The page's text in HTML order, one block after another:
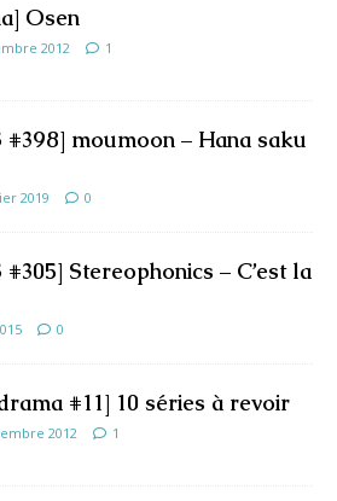
Osen
2012 1
#398] moumoon – Hana saku
2019 0
#305] Stereophonics – C’est la
0
#11] 10 séries à revoir
2012 1